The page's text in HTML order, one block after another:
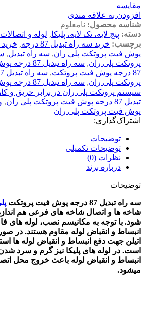
مقايسه
افزودن به علاقه مندی
شناسه محصول: نامعلوم
دسته: پنج لایه، تک لایه، پلیکا, لوله و
برچسب: خرید سه راه تبدیل 87 درجه ,
پوش فیت پروتکت پلی ران, سه راه تبدیل,
پروتکت پلی ران, سه راه تبدیل 87 درجه پوش فیت
87 درجه پوش فیت پروتکت
,
پروتکت پلی ران, سه راه تبدیل 87 درجه پوش فیتلی ران
سیستم پروتکت پلی ران در برابر حریق و
تبدیل 87 درجه پوش فیت پروتکت پلی ران
,
پوش فیت پروتکت پلی ران
اشتراک‌گذاری:
توضیحات
توضیحات تکمیلی
نظرات (0)
درباره برند
توضیحات
سه راه تبدیل 87 درجه پوش فیت پروتکت
شاخه ها و اتصال شاخه های فرعی هم اندازه
شود. با توجه به مکانیسم نصب، لوله های
انبساط و انقباض لوله مقاوم هستند. در
اتیلن جهت دفع انبساط و انقباض لوله ها
است. در لوله های پلیکا نیز گرم و سرد
انبساط و انقباض لوله باعث خروج محل
میشود.